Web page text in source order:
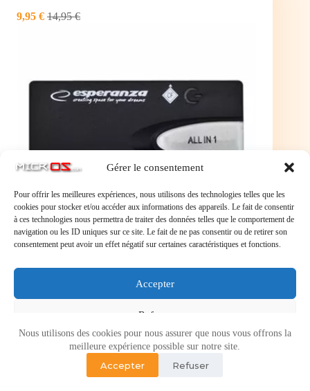
Gérer le consentement
Pour offrir les meilleures expériences, nous utilisons des technologies telles que les
cookies pour stocker et/ou accéder aux informations des appareils. Le fait de consentir
à ces technologies nous permettra de traiter des données telles que le comportement de
navigation ou les ID uniques sur ce site. Le fait de ne pas consentir ou de retirer son
consentement peut avoir un effet négatif sur certaines caractéristiques et fonctions.
Accepter
Refuser
Voir les préférences
Politique de cookiesPolitique de confidentialité
Nous utilisons des cookies pour nous assurer que nous vous offrons la
meilleure expérience possible sur notre site.
Accepter Refuser
9,95 € 14,95 €
Esperanza EA129 - Lecteur de carte - tout-en-un (MS,
Microdrive, MMC, SD, MS Duo, xD, MS PRO Duo,
CF, RS-MMC, SDHC, SDXC) - USB 2.0